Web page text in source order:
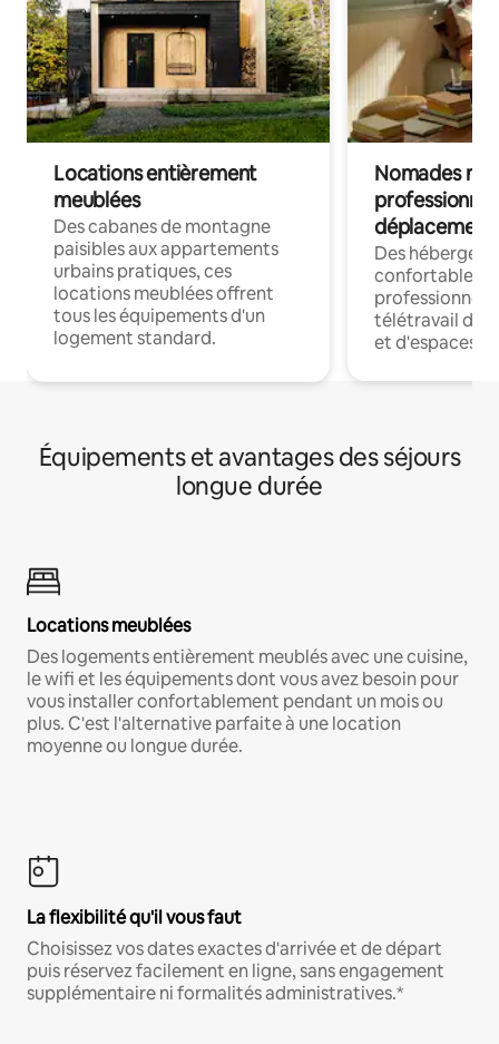
Locations entièrement
meublées
Des cabanes de montagne
paisibles aux appartements
urbains pratiques, ces
locations meublées offrent
tous les équipements d'un
logement standard.
Nomades
déplacement
Des
confortables
professionnels
télétravail
et d'espaces
Équipements et avantages des séjours
longue durée
Locations meublées
Des logements entièrement meublés avec une cuisine,
le wifi et les équipements dont vous avez besoin pour
vous installer confortablement pendant un mois ou
plus. C'est l'alternative parfaite à une location
moyenne ou longue durée.
La flexibilité qu'il vous faut
Choisissez vos dates exactes d'arrivée et de départ
puis réservez facilement en ligne, sans engagement
supplémentaire ni formalités administratives.*